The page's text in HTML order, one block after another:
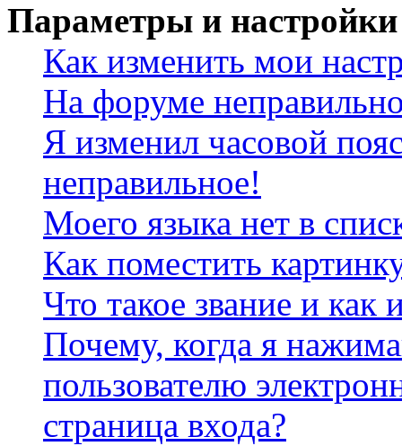
Параметры и настройки
Как изменить мои
На форуме
Я изменил часовой
неправильное!
Моего языка нет в
Как поместить
Что такое звание и как
Почему, когда я
пользователю
страница входа?